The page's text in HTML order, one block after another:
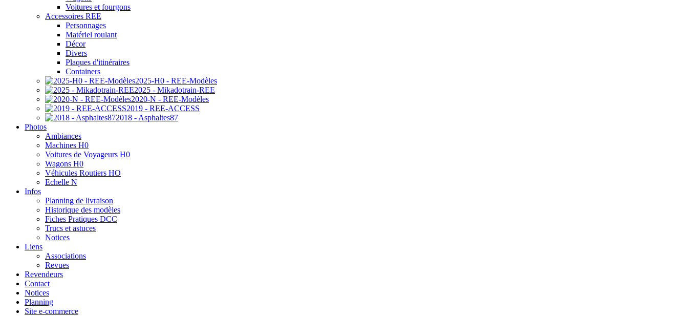
Voitures et fourgons
Accessoires REE
Personnages
Matériel roulant
Décor
Divers
Plaques d'itinéraires
Containers
2025-H0 - REE-Modèles
2025 - Mikadotrain-REE
2020-N - REE-Modèles
2019 - REE-ACCESS
2018 - Asphaltes87
Photos
Ambiances
Machines H0
Voitures de Voyageurs H0
Wagons H0
Véhicules Routiers HO
Echelle N
Infos
Planning de livraison
Historique des modèles
Fiches Pratiques DCC
Trucs et astuces
Notices
Liens
Associations
Revues
Revendeurs
Contact
Notices
Planning
Site e-commerce